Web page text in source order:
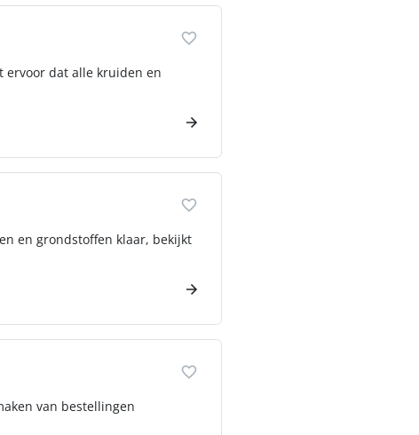
ervoor dat alle kruiden en
en grondstoffen klaar, bekijkt
van bestellingen